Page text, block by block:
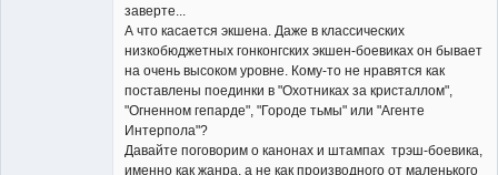
заверте...
А что касается экшена. Даже в классических
низкобюджетных гонконгских экшен-боевиках он бывает
на очень высоком уровне. Кому-то не нравятся как
поставлены поединки в "Охотниках за кристаллом",
"Огненном гепарде", "Городе тьмы" или "Агенте
Интерпола"?
Давайте поговорим о канонах и штампах трэш-боевика,
именно как жанра, а не как производного от маленького